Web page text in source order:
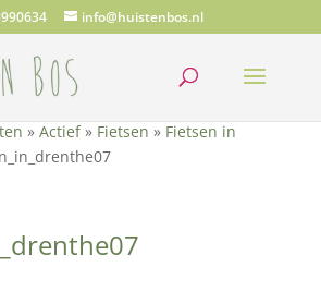
info@huistenbos.nl
» Actief» Fietsen » Fietsen in